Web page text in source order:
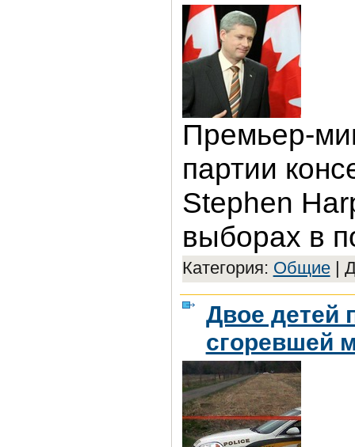
Премьер-
партии
Stephen
выборах в
Категория: Общие|
Двое детей
сгоревшей